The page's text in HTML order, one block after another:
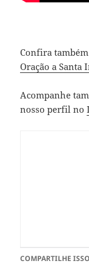
Confira
Oração a Santa
Acompanhe
nosso perfil no
COMPARTILHE